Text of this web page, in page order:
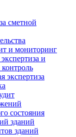
сметной
и мониторинг
и
экспертиза
состояния
зданий
зданий